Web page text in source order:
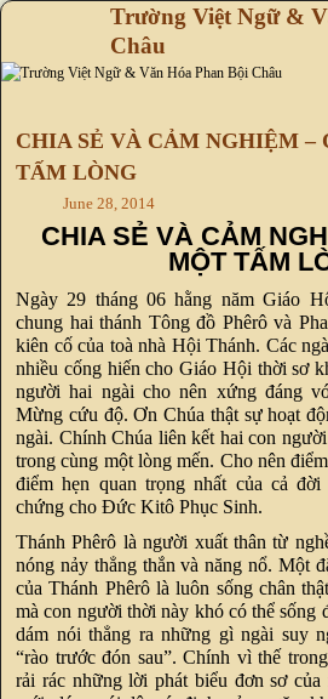
Trường Việt Ngữ &
Châu
CHIA SẺ VÀ CẢM NGHIỆM –
TẤM LÒNG
June 28, 2014
CHIA SẺ VÀ CẢM
MỘT TẤM
Ngày 29 tháng 06 hằng năm Giáo
chung hai thánh Tông đồ Phêrô và
kiên cố của toà nhà Hội Thánh. Các
nhiều cống hiến cho Giáo Hội thời sơ
người hai ngài cho nên xứng đáng
Mừng cứu độ. Ơn Chúa thật sự hoạt
ngài. Chính Chúa liên kết hai con
trong cùng một lòng mến. Cho nên
điểm hẹn quan trọng nhất của cả
chứng cho Ðức Kitô Phục Sinh.
Thánh Phêrô là người xuất thân từ
nóng nảy thẳng thắn và năng nổ. Một
của Thánh Phêrô là luôn sống chân
mà con người thời này khó có thể sống
dám nói thẳng ra những gì ngài suy
“rào trước đón sau”. Chính vì thế
rải rác những lời phát biểu đơn sơ